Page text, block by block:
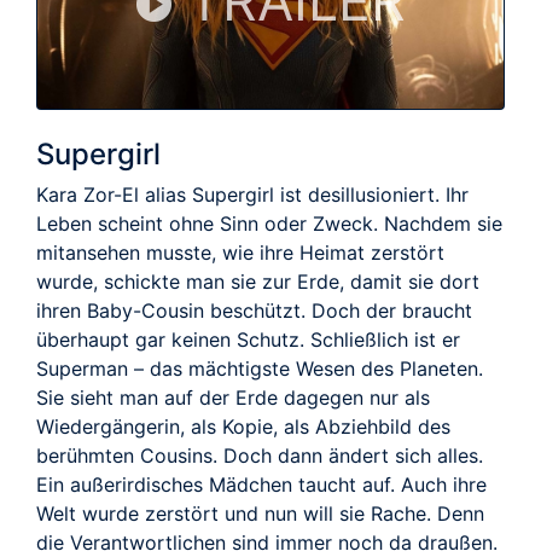
Supergirl
Kara Zor-El alias Supergirl ist desillusioniert. Ihr
Leben scheint ohne Sinn oder Zweck. Nachdem sie
mitansehen musste, wie ihre Heimat zerstört
wurde, schickte man sie zur Erde, damit sie dort
ihren Baby-Cousin beschützt. Doch der braucht
überhaupt gar keinen Schutz. Schließlich ist er
Superman – das mächtigste Wesen des Planeten.
Sie sieht man auf der Erde dagegen nur als
Wiedergängerin, als Kopie, als Abziehbild des
berühmten Cousins. Doch dann ändert sich alles.
Ein außerirdisches Mädchen taucht auf. Auch ihre
Welt wurde zerstört und nun will sie Rache. Denn
die Verantwortlichen sind immer noch da draußen.